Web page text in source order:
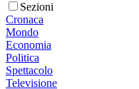
Sezioni
Cronaca
Mondo
Economia
Politica
Spettacolo
Televisione